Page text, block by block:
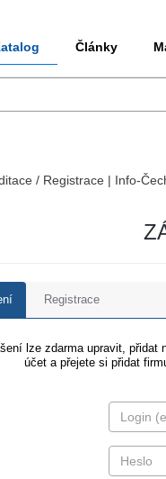
Články
/ Registrace | Info-
Registrace
lze zdarma upravit, přidat
účet a přejete si přidat